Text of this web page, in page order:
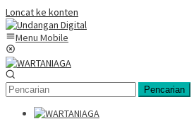
Loncat ke konten
Menu Mobile
Pencarian